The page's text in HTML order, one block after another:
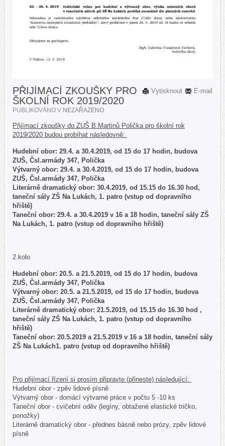
E-mail
Vytisknout
PŘIJÍMACÍ ZKOUŠKY PRO
ŠKOLNÍ ROK 2019/2020
PUBLIKOVÁNO V NEZAŘAZENO
Přijímací zkoušky do ZUŠ B.Martinů Polička pro školní rok
2019/2020 budou probíhat následovně:
Hudební obor: 29.4. a 30.4.2019, od 15 do 17 hodin, budova
ZUŠ, Čsl.armády 347, Polička
Výtvarný obor: 29.4. a 30.4.2019, od 15 do 17 hodin, budova
ZUŠ, Čsl.armády 347, Polička
Literárně dramatický obor: 30.4.2019, od 15.15 do 16.30 hod,
taneční sály ZŠ Na Lukách, 1. patro (vstup od dopravního
hřiště)
Taneční obor: 29.4. a 30.4.2019 v 16 a 18 hodin, taneční sály ZŠ
Na Lukách, 1. patro (vstup od dopravního hřiště)
2.kolo
Hudební obor: 20.5. a 21.5.2019, od 15 do 17 hodin, budova
ZUŠ, Čsl.armády 347, Polička
Výtvarný obor: 20.5. a 21.5.2019, od 15 do 17 hodin, budova
ZUŠ, Čsl.armády 347, Polička
Literárně dramatický obor: 21.5.2019, od 15.15 do 16.30 hod ,
taneční sály ZŠ Na Lukách, 1. patro (vstup od dopravního
hřiště)
Taneční obor: 20.5.2019 a 21.5.2019 v 16 a 18 hodin, taneční sály
ZŠ Na Lukách1. patro (vstup od dopravního hřiště)
Pro přijímací řízení si prosím připravte (přineste) následující:
Hudební obor - zpěv lidové písně
Výtvarný obor - domácí výtvarné práce v počtu 5 -10 ks
Taneční obor - cvičební oděv (legíny, obtažené elastické tričko,
ponožky)
Literárně dramatický obor - přednes básně nebo prózy, zpěv lidové
písně